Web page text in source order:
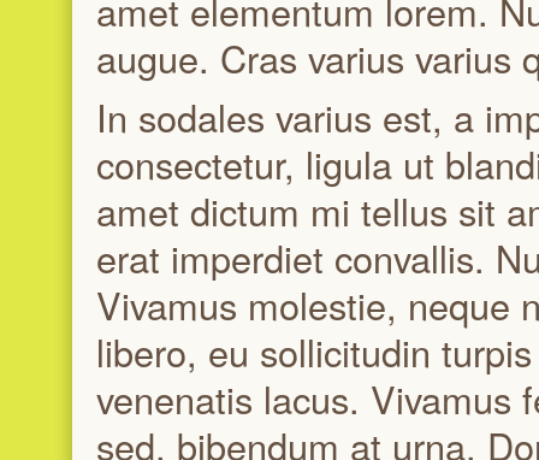
amet elementum lorem.
augue. Cras varius varius
In sodales varius est, a
consectetur, ligula ut
amet dictum mi tellus sit
erat imperdiet convallis.
Vivamus molestie, neque
libero, eu sollicitudin
venenatis lacus. Vivamus
sed, bibendum at urna.